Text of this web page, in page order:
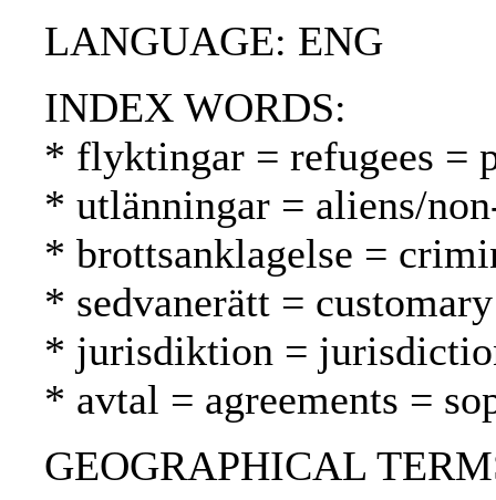
LANGUAGE: ENG
INDEX WORDS:
* flyktingar = refugees =
* utlänningar = aliens/
* brottsanklagelse =
* sedvanerätt =
* jurisdiktion =
* avtal = agreements =
GEOGRAPHICAL